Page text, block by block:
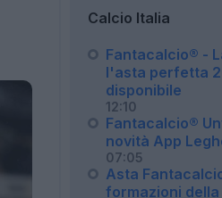
Calcio Italia
Fantacalcio® -
l'asta perfetta
disponibile
12:10
Fantacalcio®
novità App
07:05
Asta
formazioni della